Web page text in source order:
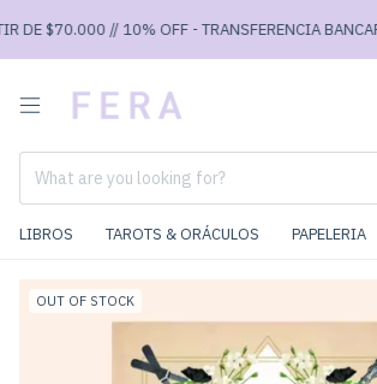
DE $70.000 // 10% OFF - TRANSFERENCIA
LIBROS TAROTS & ORÁCULOS PAPELERIA
OUT OF STOCK